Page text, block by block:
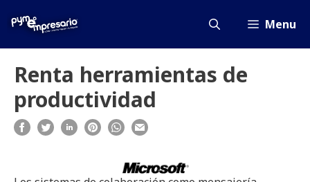
Menu
Renta herramientas de
productividad